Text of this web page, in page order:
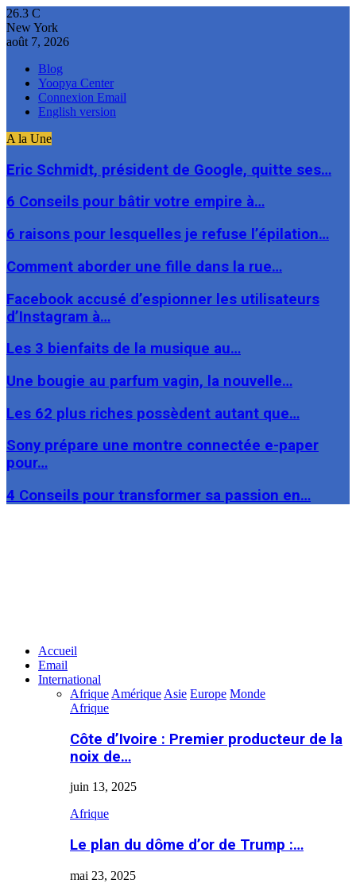
26.3 C
New York
août 7, 2026
Blog
Yoopya Center
Connexion Email
English version
A la Une
Eric Schmidt, président de Google, quitte ses…
6 Conseils pour bâtir votre empire à…
6 raisons pour lesquelles je refuse l’épilation…
Comment aborder une fille dans la rue…
Facebook accusé d’espionner les utilisateurs
d’Instagram à…
Les 3 bienfaits de la musique au…
Une bougie au parfum vagin, la nouvelle…
Les 62 plus riches possèdent autant que…
Sony prépare une montre connectée e-paper
pour…
4 Conseils pour transformer sa passion en…
Accueil
Email
International
Afrique Amérique Asie Europe Monde
Afrique
Côte d’Ivoire : Premier producteur de la
noix de…
juin 13, 2025
Afrique
Le plan du dôme d’or de Trump :…
mai 23, 2025